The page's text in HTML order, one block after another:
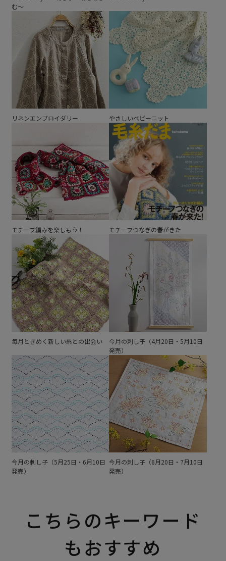
む～
リネンエンブロイダリー やさしいベビーニット
モチーフ編みを楽しもう！ モチーフつなぎの春がきた
毎月ときめく新しい糸との出会い
今月の刺し子（4月20日・5月10日
発売）
今月の刺し子（5月25日・6月10日
発売）
今月の刺し子（6月20日・7月10日
発売）
こちらのキーワード
もおすすめ